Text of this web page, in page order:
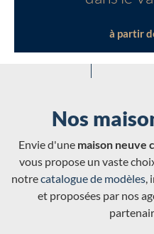
à partir
Nos
Envie d'une maison neuve
vous propose un vaste
notrecatalogue de modèles,
et proposées par nos